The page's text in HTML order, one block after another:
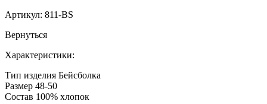
Артикул: 811-BS
Вернуться
Характеристики:
Тип изделия Бейсболка
Размер 48-50
Состав 100% хлопок